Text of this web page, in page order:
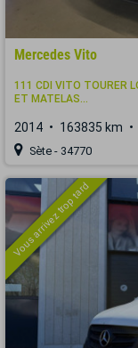
Mercedes Vito
111 CDI VITO TOURER
ET MATELAS...
2014 163835 km
Sète - 34770
Vous arrivez trop tard